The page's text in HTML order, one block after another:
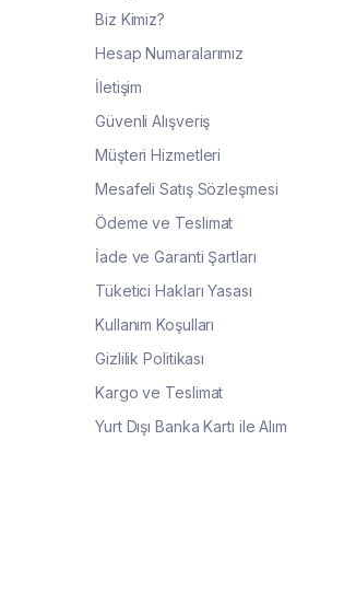
Biz Kimiz?
Hesap Numaralarımız
İletişim
Güvenli Alışveriş
Müşteri Hizmetleri
Mesafeli Satış Sözleşmesi
Ödeme ve Teslimat
İade ve Garanti Şartları
Tüketici Hakları Yasası
Kullanım Koşulları
Gizlilik Politikası
Kargo ve Teslimat
Yurt Dışı Banka Kartı ile Alım